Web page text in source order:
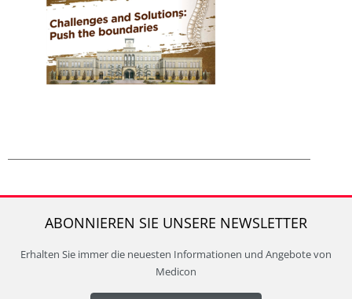
ABONNIEREN SIE UNSERE NEWSLETTER
Erhalten Sie immer die neuesten Informationen und Angebote von
Medicon